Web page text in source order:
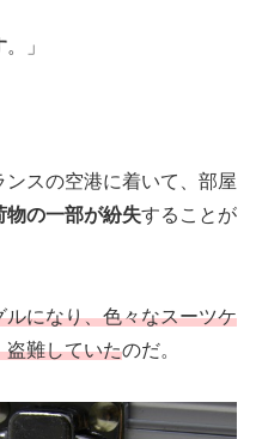
。」
スの空港に着いて、部屋
物の一部が紛失することが
ルになり、色々なスーツケ
盗難していたのだ。